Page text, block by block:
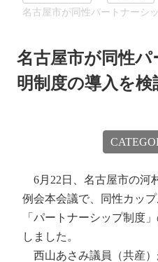
名古屋市が同性パートナーシ
名古屋市が同性
明制度の導入を検
6月22日、名古屋市の河
例会本会議で、同性カッ
「パートナーシップ制度
しました。
西山あさみ議員（共産